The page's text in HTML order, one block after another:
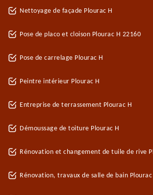
Nettoyage de façade Plourac H
Pose de placo et cloison Plourac H 22160
Pose de carrelage Plourac H
Peintre intérieur Plourac H
Entreprise de terrassement Plourac H
Démoussage de toiture Plourac H
Rénovation et changement de tuile de rive
Rénovation, travaux de salle de bain Plourac